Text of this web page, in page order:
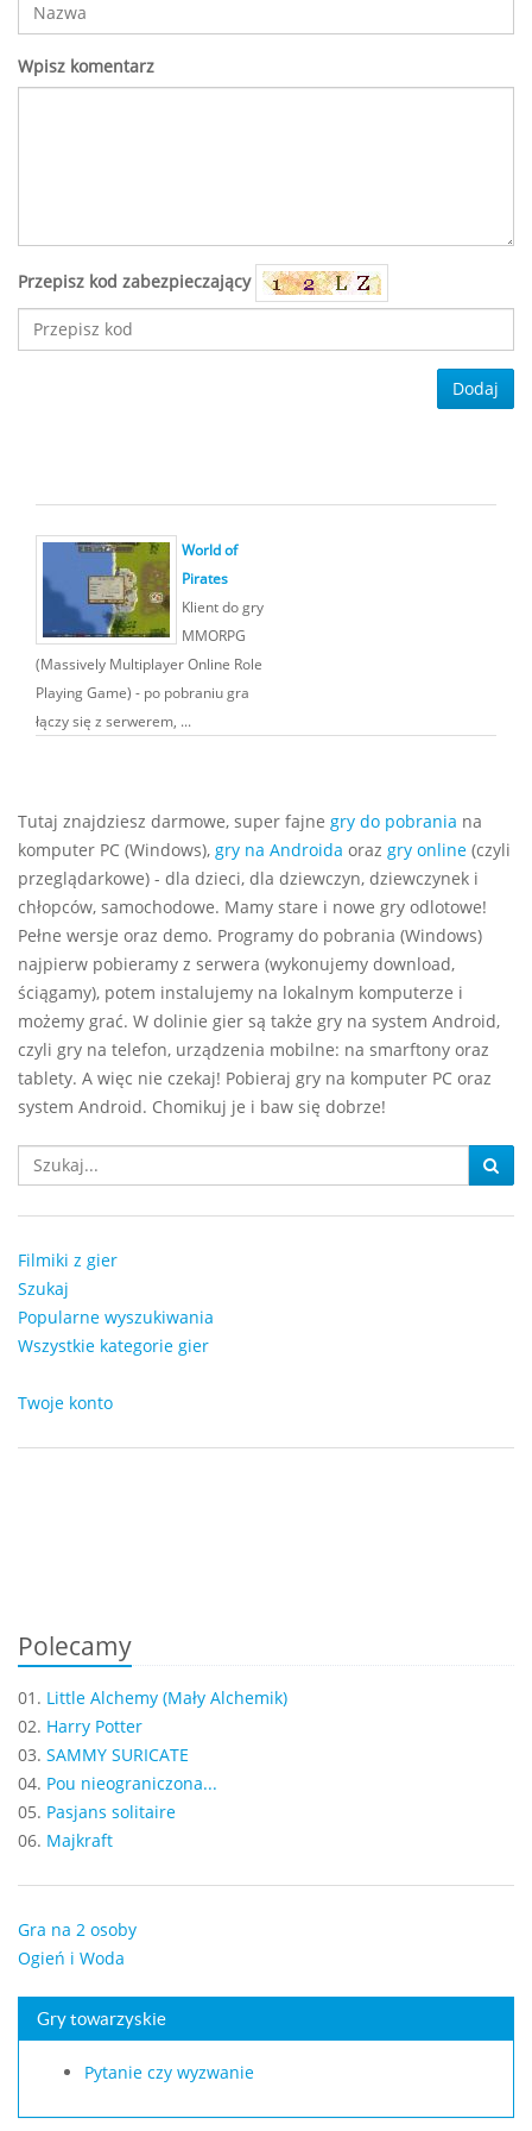
Wpisz komentarz
Przepisz kod zabezpieczający
Dodaj
World of
Pirates
Klient do gry
MMORPG
(Massively Multiplayer Online Role
Playing Game) - po pobraniu gra
łączy się z serwerem, ...
Tutaj znajdziesz darmowe, super fajne gry do pobrania na
komputer PC (Windows), gry na Androida oraz gry online (czyli
przeglądarkowe) - dla dzieci, dla dziewczyn, dziewczynek i
chłopców, samochodowe. Mamy stare i nowe gry odlotowe!
Pełne wersje oraz demo. Programy do pobrania (Windows)
najpierw pobieramy z serwera (wykonujemy download,
ściągamy), potem instalujemy na lokalnym komputerze i
możemy grać. W dolinie gier są także gry na system Android,
czyli gry na telefon, urządzenia mobilne: na smarftony oraz
tablety. A więc nie czekaj! Pobieraj gry na komputer PC oraz
system Android. Chomikuj je i baw się dobrze!
Filmiki z gier
Szukaj
Popularne wyszukiwania
Wszystkie kategorie gier
Twoje konto
Polecamy
01. Little Alchemy (Mały Alchemik)
02. Harry Potter
03. SAMMY SURICATE
04. Pou nieograniczona...
05. Pasjans solitaire
06. Majkraft
Gra na 2 osoby
Ogień i Woda
Gry towarzyskie
Pytanie czy wyzwanie